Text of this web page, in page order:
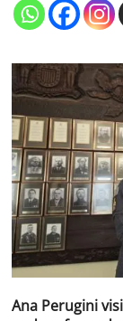
Ana Perugini